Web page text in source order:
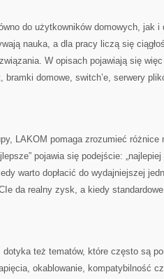
do użytkowników domowych, jak i
nauka, a dla pracy liczą się
W opisach pojawiają się
bramki domowe, switch’e, serwery
LAKOM pomaga zrozumieć różnice
pojawia się podejście:
warto dopłacić do wydajniejszej
da realny zysk, a kiedy
też tematów, które często są
okablowanie, kompatybilność